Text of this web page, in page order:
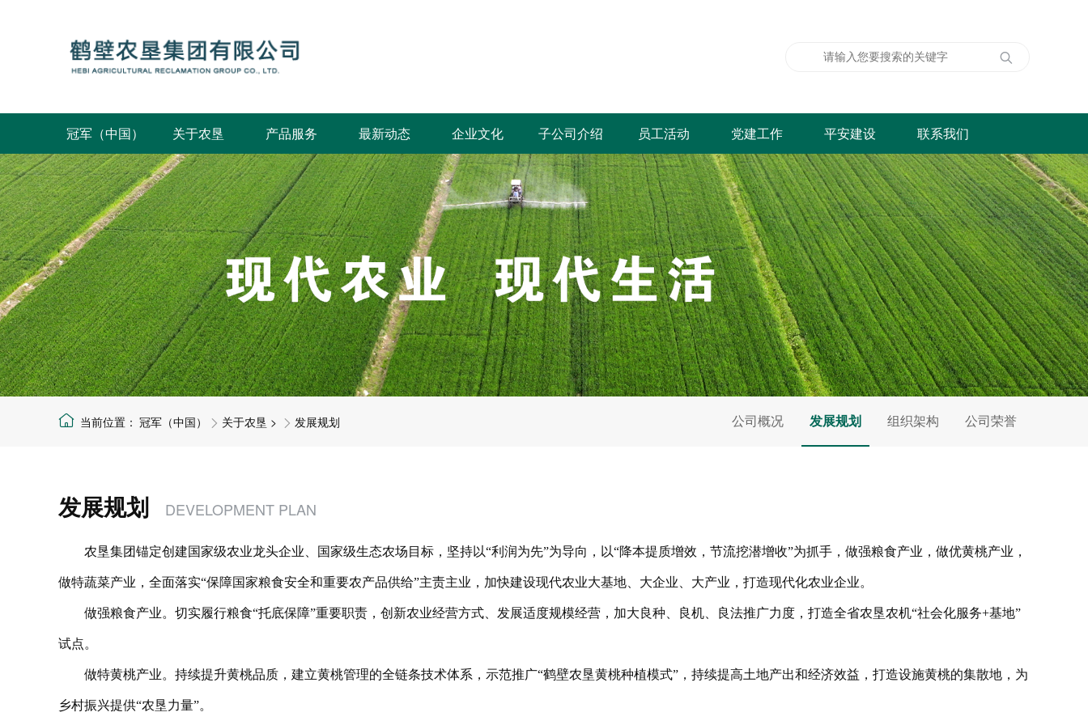
冠军（中国）
关于农垦
公司概况
发展规划
组织架构
公司荣誉
产品服务
最新动态
鹤壁要闻
集团要闻
部门动态
企业公告
企业文化 子公司介绍 员工活动 党建工作 平安建设 联系我们
公司概况 发展规划 组织架构 公司荣誉
冠军（中国） 关于农垦 > 发展规划
发展规划 DEVELOPMENT PLAN
农垦集团锚定创建国家级农业龙头企业、国家级生态农场目标，坚持以“利润为先”为导向，以“降本提质增效，节流挖潜增收”为抓手，做强粮食产业，做优黄桃产业，
做特蔬菜产业，全面落实“保障国家粮食安全和重要农产品供给”主责主业，加快建设现代农业大基地、大企业、大产业，打造现代化农业企业。
做强粮食产业。切实履行粮食“托底保障”重要职责，创新农业经营方式、发展适度规模经营，加大良种、良机、良法推广力度，打造全省农垦农机“社会化服务+基地”
试点。
做特黄桃产业。持续提升黄桃品质，建立黄桃管理的全链条技术体系，示范推广“鹤壁农垦黄桃种植模式”，持续提高土地产出和经济效益，打造设施黄桃的集散地，为
乡村振兴提供“农垦力量”。